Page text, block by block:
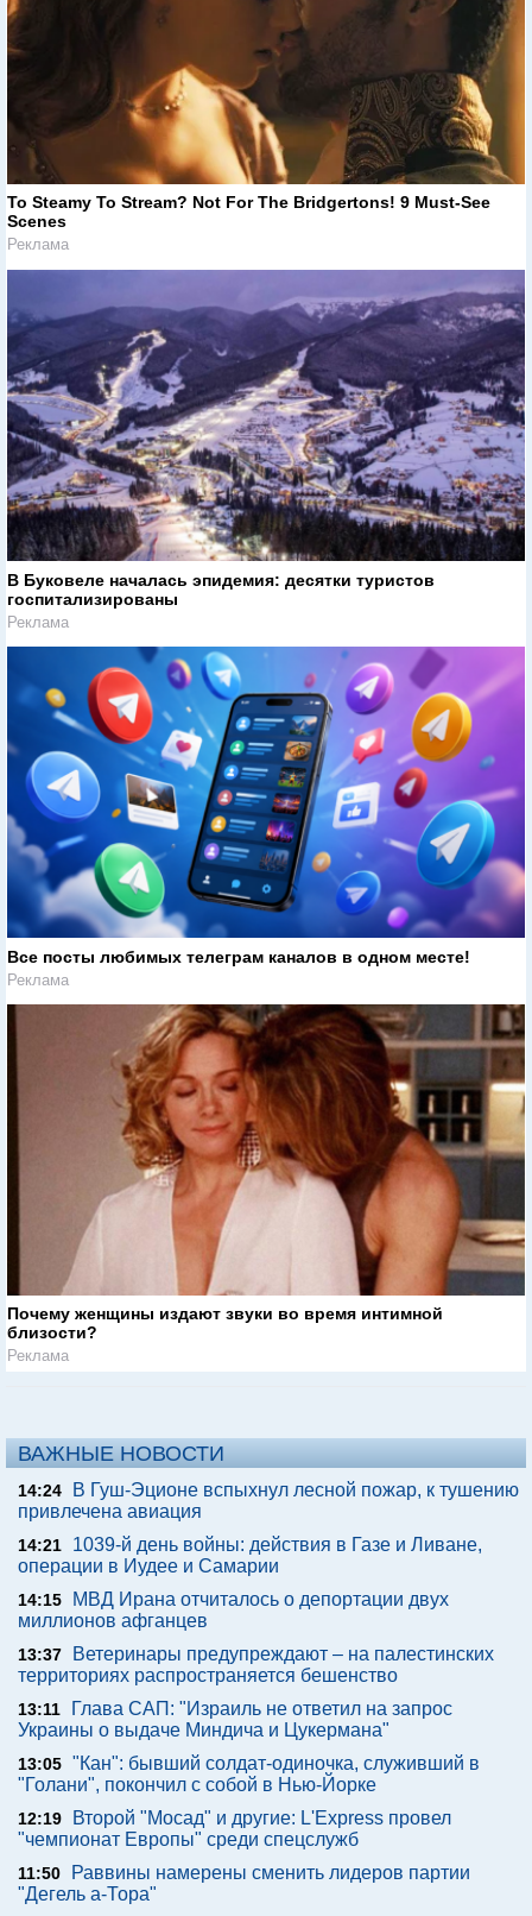
To Steamy To Stream? Not For The Bridgertons! 9 Must-See
Scenes
Реклама
В Буковеле началась эпидемия: десятки туристов
госпитализированы
Реклама
Все посты любимых телеграм каналов в одном месте!
Реклама
Почему женщины издают звуки во время интимной
близости?
Реклама
ВАЖНЫЕ НОВОСТИ
14:24
В Гуш-Эционе вспыхнул лесной пожар, к тушению
привлечена авиация
14:21
1039-й день войны: действия в Газе и Ливане,
операции в Иудее и Самарии
14:15
МВД Ирана отчиталось о депортации двух
миллионов афганцев
13:37
Ветеринары предупреждают – на палестинских
территориях распространяется бешенство
13:11
Глава САП: "Израиль не ответил на запрос
Украины о выдаче Миндича и Цукермана"
13:05 "Кан": бывший солдат-одиночка, служивший в
"Голани", покончил с собой в Нью-Йорке
12:19
Второй "Мосад" и другие: L'Express провел
"чемпионат Европы" среди спецслужб
11:50
Раввины намерены сменить лидеров партии
"Дегель а-Тора"